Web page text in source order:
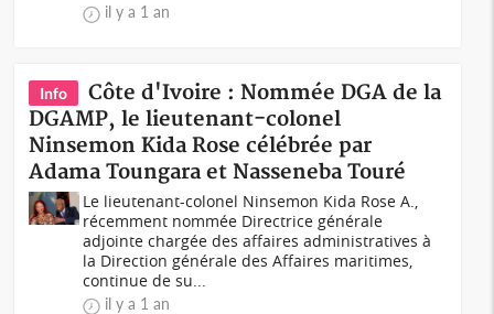
il y a 1 an
Info
Côte d'Ivoire : Nommée DGA de la
DGAMP, le lieutenant-colonel
Ninsemon Kida Rose célébrée par
Adama Toungara et Nasseneba Touré
Le lieutenant-colonel Ninsemon Kida Rose A.,
récemment nommée Directrice générale
adjointe chargée des affaires administratives à
la Direction générale des Affaires maritimes,
continue de su...
il y a 1 an